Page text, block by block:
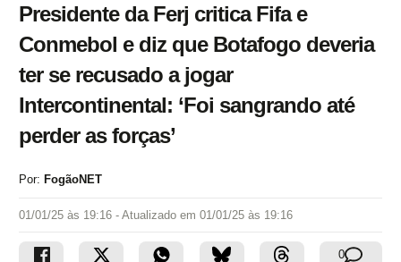
Presidente da Ferj critica Fifa e
Conmebol e diz que Botafogo deveria
ter se recusado a jogar
Intercontinental: ‘Foi sangrando até
perder as forças’
Por: FogãoNET
01/01/25 às 19:16 - Atualizado em 01/01/25 às 19:16
0